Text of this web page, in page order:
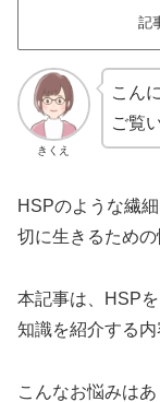
記
きくえ
こん
ご覧
HSPのような繊
切に生きるための
本記事は、HSP
知識を紹介する内
こんなお悩みは